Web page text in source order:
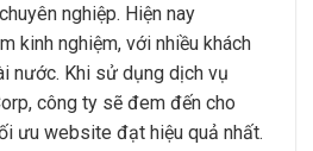
nghiệp. Hiện nay
kinh nghiệm, với nhiều khách
nước. Khi sử dụng dịch vụ
công ty sẽ đem đến cho
ưu website đạt hiệu quả nhất.